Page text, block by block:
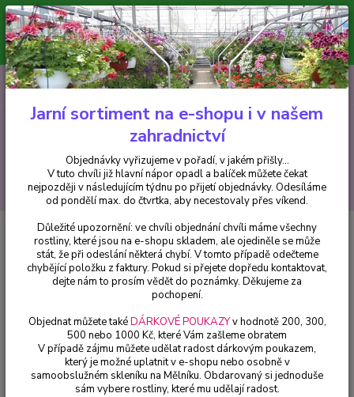
Minimální hodnota pro odeslání z e-shopu je 300 Kč.
V tuto chvíli již hlavní nápor objednávek opadl a balíček můžete čekat
nejpozději v následujícím týdnu po přijetí objednávky. Objednávky
vyřizujeme v pořadí, v jakém přišly...
CZK
Hledat
+420 602 223 614 0ks
za0 Kč
Helleborusy - čemeřice
Helleborus-čemeřice, Double Ellen Red - 1
Helleborus-čemeřice, Double
Ellen Red - 1 ks
Jarní sortiment na e-shopu i v našem
zahradnictví
Objednávky vyřizujeme v pořadí, v jakém přišly...
V tuto chvíli již hlavní nápor opadl a balíček můžete čekat
nejpozději v následujícím týdnu po přijetí objednávky. Odesíláme
od pondělí max. do čtvrtka, aby necestovaly přes víkend.
Důležité upozornění: ve chvíli objednání chvíli máme všechny
rostliny, které jsou na e-shopu skladem, ale ojediněle se může
stát, že při odeslání některá chybí. V tomto případě odečteme
chybějící položku z faktury. Pokud si přejete dopředu kontaktovat,
dejte nám to prosím vědět do poznámky. Děkujeme za
pochopení.
Objednat můžete takéDÁRKOVÉ POUKAZYv hodnotě 200, 300,
500 nebo 1000 Kč, které Vám zašleme obratem
V případě zájmu můžete udělat radost dárkovým poukazem,
který je možné uplatnit v e-shopu nebo osobně v
samoobslužném skleníku na Mělníku. Obdarovaný si jednoduše
sám vybere rostliny, které mu udělají radost.